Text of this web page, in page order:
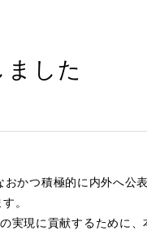
ました
かつ積極的に内外へ公
。
現に貢献するために、